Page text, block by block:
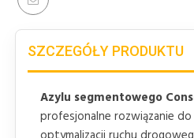
SZCZEGÓŁY PRODUKTU
Azylu segmentowego
profesjonalne rozwiązanie do